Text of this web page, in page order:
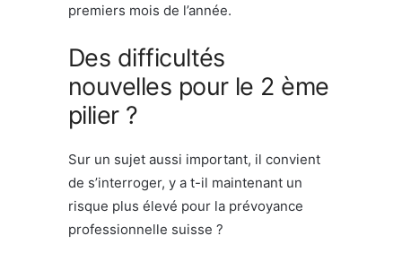
premiers mois de l’année.
Des difficultés
nouvelles pour le 2 ème
pilier ?
Sur un sujet aussi important, il convient
de s’interroger, y a t-il maintenant un
risque plus élevé pour la prévoyance
professionnelle suisse ?